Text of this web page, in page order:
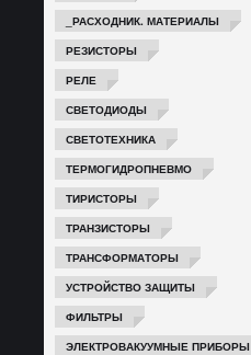
_РАСХОДНИК. МАТЕРИАЛЫ
РЕЗИСТОРЫ
РЕЛЕ
СВЕТОДИОДЫ
СВЕТОТЕХНИКА
ТЕРМОГИДРОПНЕВМО
ТИРИСТОРЫ
ТРАНЗИСТОРЫ
ТРАНСФОРМАТОРЫ
УСТРОЙСТВО ЗАЩИТЫ
ФИЛЬТРЫ
ЭЛЕКТРОВАКУУМНЫЕ ПРИБОРЫ